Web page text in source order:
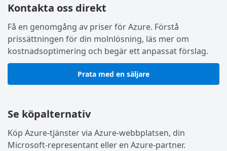
Kontakta oss direkt
Få en genomgång av priser för Azure. Förstå
prissättningen för din molnlösning, läs mer om
kostnadsoptimering och begär ett anpassat förslag.
Prata med en säljare
Se köpalternativ
Köp Azure-tjänster via Azure-webbplatsen, din
Microsoft-representant eller en Azure-partner.